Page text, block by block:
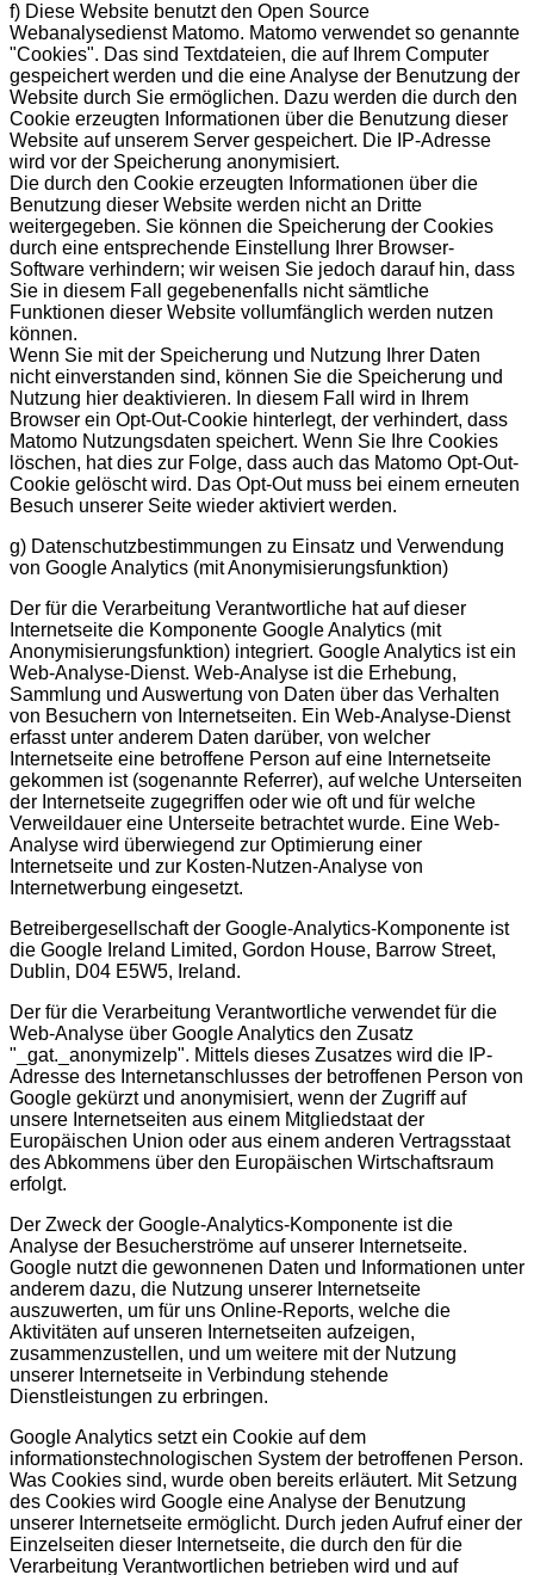
f) Diese Website benutzt den Open Source
Webanalysedienst Matomo. Matomo verwendet so genannte
"Cookies". Das sind Textdateien, die auf Ihrem Computer
gespeichert werden und die eine Analyse der Benutzung der
Website durch Sie ermöglichen. Dazu werden die durch den
Cookie erzeugten Informationen über die Benutzung dieser
Website auf unserem Server gespeichert. Die IP-Adresse
wird vor der Speicherung anonymisiert.
Die durch den Cookie erzeugten Informationen über die
Benutzung dieser Website werden nicht an Dritte
weitergegeben. Sie können die Speicherung der Cookies
durch eine entsprechende Einstellung Ihrer Browser-
Software verhindern; wir weisen Sie jedoch darauf hin, dass
Sie in diesem Fall gegebenenfalls nicht sämtliche
Funktionen dieser Website vollumfänglich werden nutzen
können.
Wenn Sie mit der Speicherung und Nutzung Ihrer Daten
nicht einverstanden sind, können Sie die Speicherung und
Nutzung hier deaktivieren. In diesem Fall wird in Ihrem
Browser ein Opt-Out-Cookie hinterlegt, der verhindert, dass
Matomo Nutzungsdaten speichert. Wenn Sie Ihre Cookies
löschen, hat dies zur Folge, dass auch das Matomo Opt-Out-
Cookie gelöscht wird. Das Opt-Out muss bei einem erneuten
Besuch unserer Seite wieder aktiviert werden.
g) Datenschutzbestimmungen zu Einsatz und Verwendung
von Google Analytics (mit Anonymisierungsfunktion)
Der für die Verarbeitung Verantwortliche hat auf dieser
Internetseite die Komponente Google Analytics (mit
Anonymisierungsfunktion) integriert. Google Analytics ist ein
Web-Analyse-Dienst. Web-Analyse ist die Erhebung,
Sammlung und Auswertung von Daten über das Verhalten
von Besuchern von Internetseiten. Ein Web-Analyse-Dienst
erfasst unter anderem Daten darüber, von welcher
Internetseite eine betroffene Person auf eine Internetseite
gekommen ist (sogenannte Referrer), auf welche Unterseiten
der Internetseite zugegriffen oder wie oft und für welche
Verweildauer eine Unterseite betrachtet wurde. Eine Web-
Analyse wird überwiegend zur Optimierung einer
Internetseite und zur Kosten-Nutzen-Analyse von
Internetwerbung eingesetzt.
Betreibergesellschaft der Google-Analytics-Komponente ist
die Google Ireland Limited, Gordon House, Barrow Street,
Dublin, D04 E5W5, Ireland.
Der für die Verarbeitung Verantwortliche verwendet für die
Web-Analyse über Google Analytics den Zusatz
"_gat._anonymizeIp". Mittels dieses Zusatzes wird die IP-
Adresse des Internetanschlusses der betroffenen Person von
Google gekürzt und anonymisiert, wenn der Zugriff auf
unsere Internetseiten aus einem Mitgliedstaat der
Europäischen Union oder aus einem anderen Vertragsstaat
des Abkommens über den Europäischen Wirtschaftsraum
erfolgt.
Der Zweck der Google-Analytics-Komponente ist die
Analyse der Besucherströme auf unserer Internetseite.
Google nutzt die gewonnenen Daten und Informationen unter
anderem dazu, die Nutzung unserer Internetseite
auszuwerten, um für uns Online-Reports, welche die
Aktivitäten auf unseren Internetseiten aufzeigen,
zusammenzustellen, und um weitere mit der Nutzung
unserer Internetseite in Verbindung stehende
Dienstleistungen zu erbringen.
Google Analytics setzt ein Cookie auf dem
informationstechnologischen System der betroffenen Person.
Was Cookies sind, wurde oben bereits erläutert. Mit Setzung
des Cookies wird Google eine Analyse der Benutzung
unserer Internetseite ermöglicht. Durch jeden Aufruf einer der
Einzelseiten dieser Internetseite, die durch den für die
Verarbeitung Verantwortlichen betrieben wird und auf